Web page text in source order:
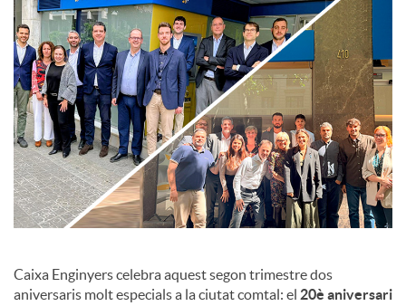
e
c
o
n
t
Caixa Enginyers celebra aquest segon trimestre dos
aniversaris molt especials a la ciutat comtal: el 20è aniversari